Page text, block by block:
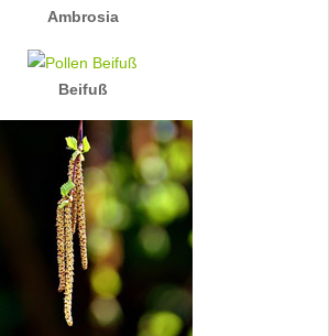
Ambrosia
Beifuß